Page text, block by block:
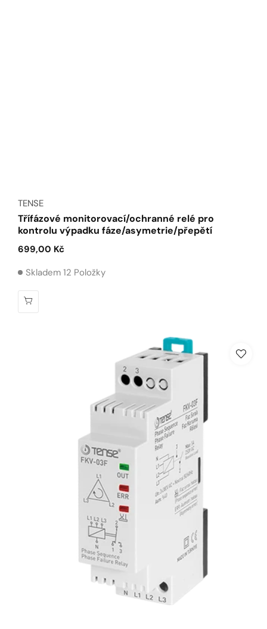
TENSE
Třífázové monitorovací/ochranné relé pro
kontrolu výpadku fáze/asymetrie/přepětí
Běžná
699,00 Kč
Skladem 12 Položky